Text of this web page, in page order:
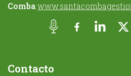
Comba
Contacto